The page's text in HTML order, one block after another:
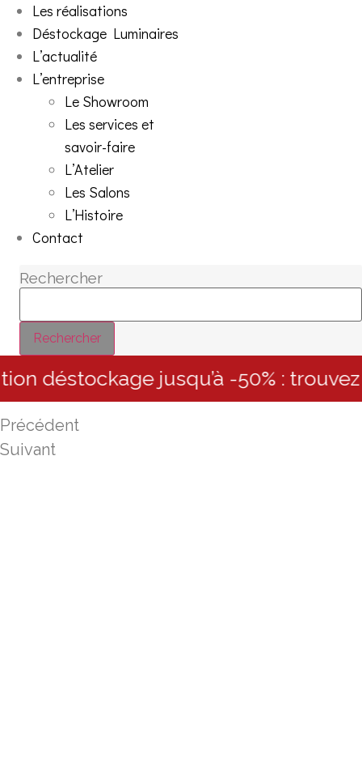
Les réalisations
Déstockage Luminaires
L’actualité
L’entreprise
Le Showroom
Les services et
savoir-faire
L’Atelier
Les Salons
L’Histoire
Contact
Rechercher
Rechercher
jusqu’à -50% : trouvez
Précédent
Suivant